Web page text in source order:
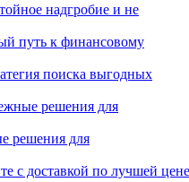
надгробие и не
путь к финансовому
поиска выгодных
решения для
решения для
с доставкой по лучшей